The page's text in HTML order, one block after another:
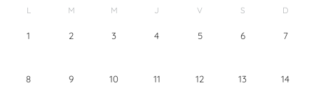
L M M J V S D
1 2 3 4 5 6 7
8 9 10 11 12 13 14